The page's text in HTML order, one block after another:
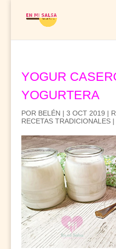
YOGUR
YOGURTERA
POR BELÉN | 3 OCT 2019 |
RECETAS TRADICIONALES|